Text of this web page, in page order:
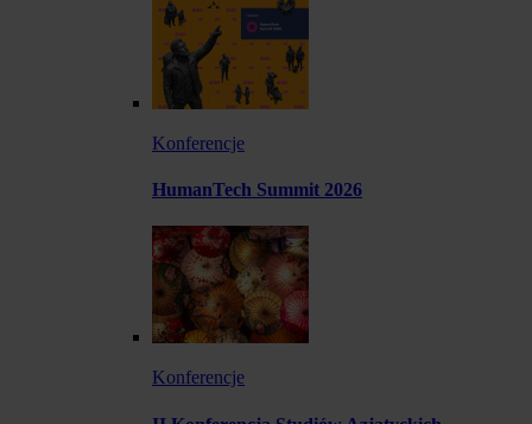
Konferencje
HumanTech Summit 2026
Konferencje